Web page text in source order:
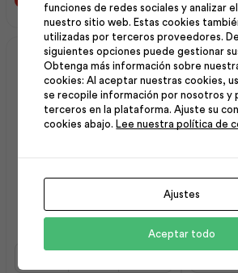
Intaco
cantidad
Best
Value
cantidad
Espátula 6 en 1 Multiuso |
Best Value
Espátula
6
Espátula
funciones de redes sociales y analizar
nuestro sitio web. Estas cookies
utilizadas por terceros proveedores.
siguientes opciones puede gestionar
Obtenga más información sobre
cookies: Al aceptar nuestras cookies,
se recopile información por nosotros y
terceros en la plataforma. Ajuste su
cookies abajo. Lee nuestra política de
Ajustes
Aceptar todo